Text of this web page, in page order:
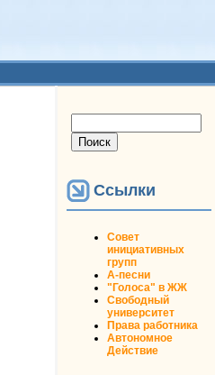
Ссылки
Совет
инициативных
групп
А-песни
"Голоса" в ЖЖ
Свободный
университет
Права работника
Автономное
Действие